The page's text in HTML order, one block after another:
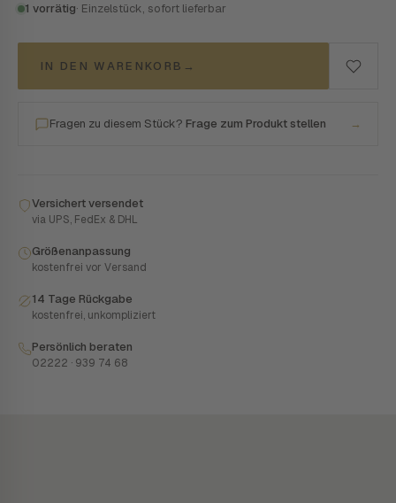
1 vorrätig· Einzelstück, sofort lieferbar
IN DEN WARENKORB →
Fragen zu diesem Stück? Frage zum Produkt stellen →
Versichert versendet
via UPS, FedEx & DHL
Größenanpassung
kostenfrei vor Versand
14 Tage Rückgabe
kostenfrei, unkompliziert
Persönlich beraten
02222 · 939 74 68